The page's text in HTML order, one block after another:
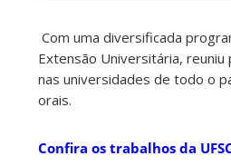
Com uma diversificada
Extensão Universitária,
nas universidades de todo o
orais.
Confira os trabalhos da